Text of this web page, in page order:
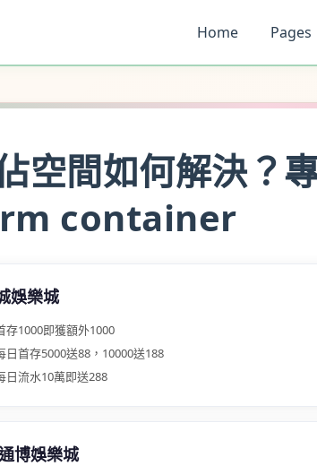
Home Pages
空間如何解決？
container
娛樂城
存1000即獲額外1000
日首存5000送88，10000送188
日流水10萬即送288
博娛樂城